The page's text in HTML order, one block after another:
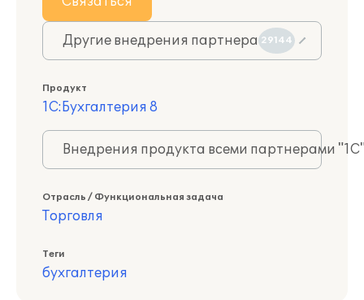
Другие внедрения партнера 29144
Продукт
1С:Бухгалтерия 8
Внедрения продукта всеми партнерами
Отрасль / Функциональная задача
Торговля
Теги
бухгалтерия